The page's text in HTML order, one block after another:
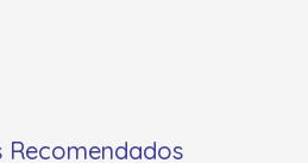
Recomendados